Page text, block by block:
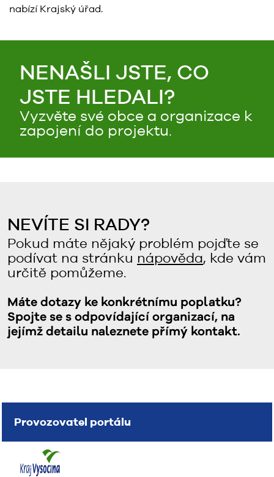
nabízí Krajský úřad.
NENAŠLI JSTE, CO
JSTE HLEDALI?
Vyzvěte své obce a organizace k
zapojení do projektu.
NEVÍTE SI RADY?
Pokud máte nějaký problém pojďte se
podívat na stránku nápověda, kde vám
určitě pomůžeme.
Máte dotazy ke konkrétnímu poplatku?
Spojte se s odpovídající organizací, na
jejímž detailu naleznete přímý kontakt.
Provozovatel portálu